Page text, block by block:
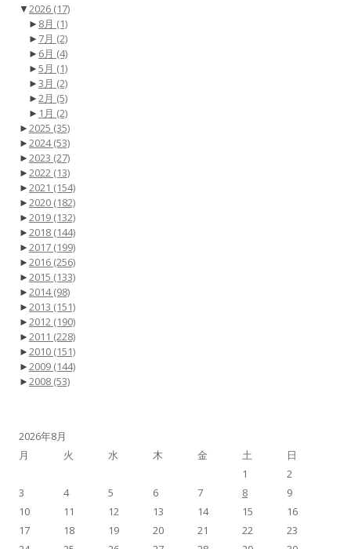
▼2026 (17)
► 8月 (1)
► 7月 (2)
► 6月 (4)
►5月 (1)
►3月 (2)
►2月 (5)
► 1月 (2)
►2025 (35)
►2024(53)
►2023 (27)
►2022 (13)
►2021 (154)
►2020 (182)
►2019 (132)
►2018 (144)
►2017 (199)
►2016 (256)
►2015 (133)
►2014(98)
►2013 (151)
►2012 (190)
►2011 (228)
►2010 (151)
►2009 (144)
►2008 (53)
2026年8月
月
火 水 木 金 土
日
1
2
3
4 5 6 7 8
9
10
11 12 13 14 15
16
17
18 19 20 21 22
23